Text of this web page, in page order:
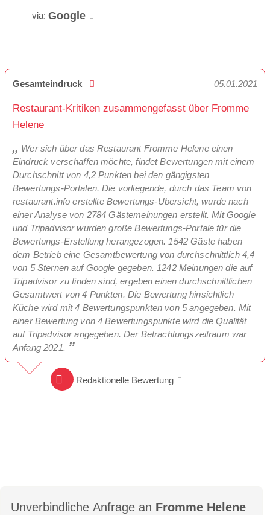
via: Google
Gesamteindruck 05.01.2021
Restaurant-Kritiken zusammengefasst über Fromme
Helene
Wer sich über das Restaurant Fromme Helene einen
Eindruck verschaffen möchte, findet Bewertungen mit einem
Durchschnitt von 4,2 Punkten bei den gängigsten
Bewertungs-Portalen. Die vorliegende, durch das Team von
restaurant.info erstellte Bewertungs-Übersicht, wurde nach
einer Analyse von 2784 Gästemeinungen erstellt. Mit Google
und Tripadvisor wurden große Bewertungs-Portale für die
Bewertungs-Erstellung herangezogen. 1542 Gäste haben
dem Betrieb eine Gesamtbewertung von durchschnittlich 4,4
von 5 Sternen auf Google gegeben. 1242 Meinungen die auf
Tripadvisor zu finden sind, ergeben einen durchschnittlichen
Gesamtwert von 4 Punkten. Die Bewertung hinsichtlich
Küche wird mit 4 Bewertungspunkten von 5 angegeben. Mit
einer Bewertung von 4 Bewertungspunkte wird die Qualität
auf Tripadvisor angegeben. Der Betrachtungszeitraum war
Anfang 2021.
Redaktionelle Bewertung
Unverbindliche Anfrage an Fromme Helene